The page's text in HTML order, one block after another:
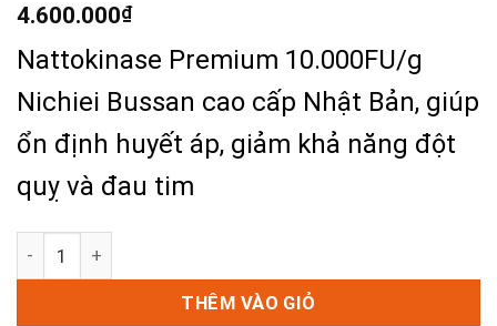
4.600.000₫
Nattokinase Premium 10.000FU/g
Nichiei Bussan cao cấp Nhật Bản, giúp
ổn định huyết áp, giảm khả năng đột
quỵ và đau tim
THÊM VÀO GIỎ